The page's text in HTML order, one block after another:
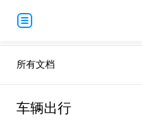
所有文档
车辆出行